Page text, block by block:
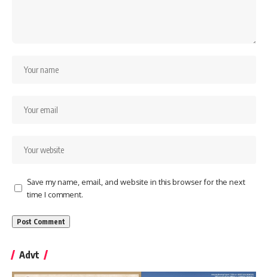
Save my name, email, and website in this browser for the next
time I comment.
Advt